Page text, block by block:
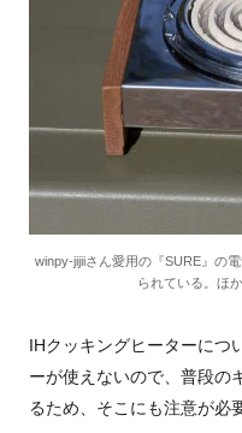
winpy-jijiiさん愛用の『SURE』の
られている。ほ
IHクッキングヒーターにつ
ーが使えないので、普段の
るため、そこにも注意が必